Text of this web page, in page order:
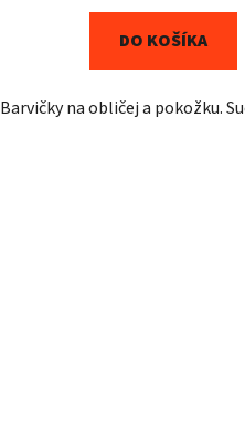
DO KOŠÍKA
Barvičky na obličej a pokožku.